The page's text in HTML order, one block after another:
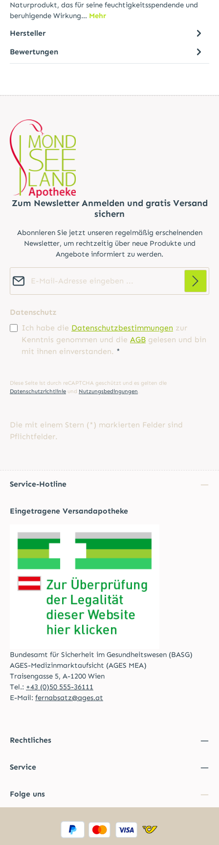
Naturprodukt, das für seine feuchtigkeitsspendende und
beruhigende Wirkung… Mehr
Hersteller
Bewertungen
Zum Newsletter Anmelden und gratis Versand
sichern
Abonnieren Sie jetzt unseren regelmäßig erscheinenden
Newsletter, um rechtzeitig über neue Produkte und
Angebote informiert zu werden.
Datenschutz
Ich habe die Datenschutzbestimmungen zur
Kenntnis genommen und die AGB gelesen und bin
mit ihnen einverstanden. *
Diese Seite ist durch reCAPTCHA geschützt und es gelten die
Datenschutzrichtlinie und Nutzungsbedingungen.
Die mit einem Stern (*) markierten Felder sind
Pflichtfelder.
Service-Hotline
Eingetragene Versandapotheke
Bundesamt für Sicherheit im Gesundheitswesen (BASG)
AGES-Medizinmarktaufsicht (AGES MEA)
Traisengasse 5, A-1200 Wien
Tel.: +43 (0)50 555-36111
E-Mail: fernabsatz@ages.at
Rechtliches
Service
Folge uns